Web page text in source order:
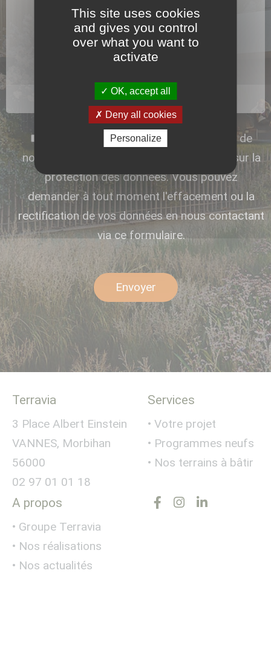
Vous affirmez avoir pris connaissance de
notre POLITIQUE DE CONFIDENTIALITÉ sur la
protection des données. Vous pouvez
demander à tout moment l'effacement ou la
rectification de vos données en nous contactant
via ce formulaire.
Envoyer
Terravia
3 Place Albert Einstein
VANNES, Morbihan
56000
02 97 01 01 18
Services
• Votre projet
• Programmes neufs
• Nos terrains à bâtir
A propos
• Groupe Terravia
• Nos réalisations
• Nos actualités
This site uses cookies
and gives you control
over what you want to
activate
OK, accept all
Deny all cookies
Personalize